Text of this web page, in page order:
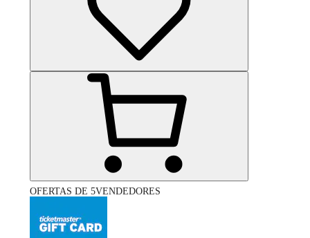
OFERTAS DE 5VENDEDORES